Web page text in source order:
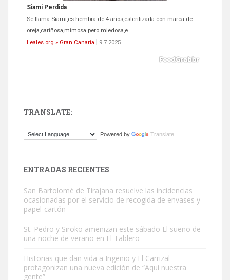
Siami Perdida
Se llama Siami,es hembra de 4 años,esterilizada con marca de
oreja,cariñosa,mimosa pero miedosa,e...
Leales.org » Gran Canaria
9.7.2025
El ayuntamiento se va a llevar a Los Gatos callejeros de la zona los
Este gato macho ha aparecido en la calle hace menos de un mes,
es muy manso y extremadamente cari...
TRANSLATE:
Powered by Translate
ENTRADAS RECIENTES
San Bartolomé de Tirajana resuelve las incidencias
ocasionadas por el servicio de recogida de envases y
papel-cartón
St. Pedro y Siroko amenizan este sábado El sueño de
una noche de verano en El Tablero
Historias que dan vida a Ingenio y El Carrizal
protagonizan una nueva edición de “Aquí nuestra
gente”